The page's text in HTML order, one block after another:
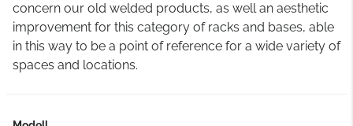
concern our old welded products, as well an aesthetic
improvement for this category of racks and bases, able
in this way to be a point of reference for a wide variety of
spaces and locations.